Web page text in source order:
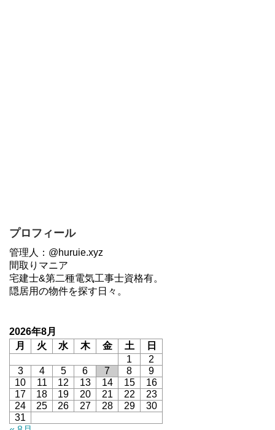
プロフィール
管理人：@huruie.xyz
間取りマニア
宅建士&第二種電気工事士資格有。
隠居用の物件を探す日々。
2026年8月
月
火 水 木 金 土
日
1
2
3
4 5 6 7 8
9
10
11 12 13 14 15
16
17
18 19 20 21 22
23
24
25 26 27 28 29
30
31